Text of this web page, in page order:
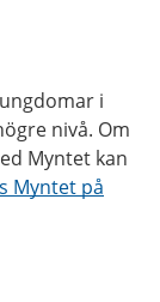
i
nivå. Om
Myntet kan
Myntet på